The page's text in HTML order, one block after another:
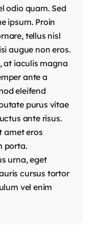
odio quam. Sed
ipsum. Proin
tellus nisl
augue non eros.
at iaculis magna
ante a
eleifend
purus vitae
ante risus.
amet eros
porta.
urna, eget
cursus tortor
vel enim